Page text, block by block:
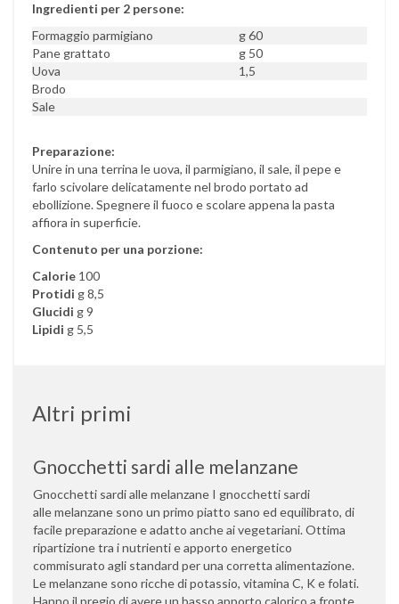
Ingredienti per 2 persone:
Formaggio parmigiano
g 60
Pane grattato
g 50
Uova
1,5
Brodo
Sale
Preparazione:
Unire in una terrina le uova, il parmigiano, il sale, il pepe e
farlo scivolare delicatamente nel brodo portato ad
ebollizione. Spegnere il fuoco e scolare appena la pasta
affiora in superficie.
Contenuto per una porzione:
Calorie 100
Protidi g 8,5
Glucidi g 9
Lipidi g 5,5
Altri primi
Gnocchetti sardi alle melanzane
Gnocchetti sardi alle melanzane I gnocchetti sardi
alle melanzane sono un primo piatto sano ed equilibrato, di
facile preparazione e adatto anche ai vegetariani. Ottima
ripartizione tra i nutrienti e apporto energetico
commisurato agli standard per una corretta alimentazione.
Le melanzane sono ricche di potassio, vitamina C, K e folati.
Hanno il pregio di avere un basso apporto calorico a fronte